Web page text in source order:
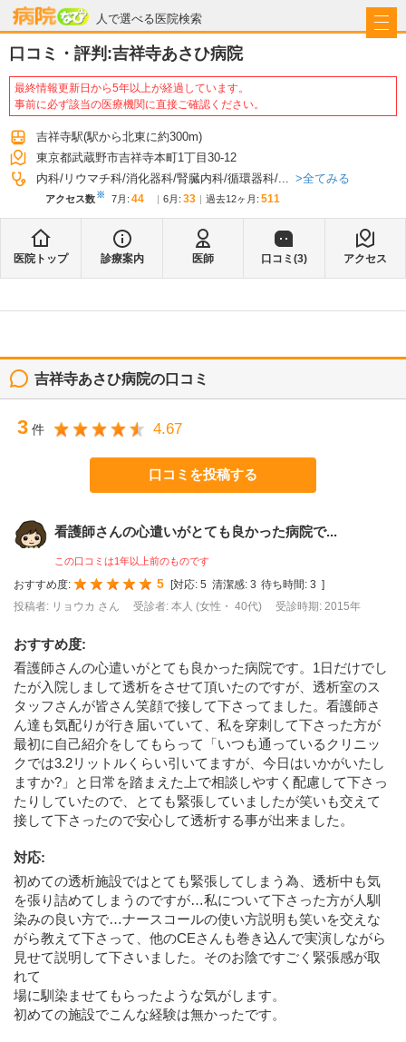
人で選べる医院検索
病院なび
口コミ・評判:吉祥寺あさひ病院
最終情報更新日から5年以上が経過しています。
事前に必ず該当の医療機関に直接ご確認ください。
吉祥寺駅(駅から北東に約300m)
東京都武蔵野市吉祥寺本町1丁目30-12
内科 リウマチ科 消化器科 腎臓内科 循環器科 ... 全てみる
アクセス数※ 7月 : 44 6月 : 33 過去12ヶ月: 511
医院トップ 診療案内 医師 口コミ(3) アクセス
吉祥寺あさひ病院の口コミ
3 件 4.67
口コミを投稿する
看護師さんの心遣いがとても良かった病院で...
この口コミは1年以上前のものです
おすすめ度: 5 [対応: 5 清潔感: 3 待ち時間: 3 ]
投稿者: リョウカ さん
受診者: 本人 (女性・ 40代) 受診時期: 2015年
おすすめ度:
看護師さんの心遣いがとても良かった病院です。1日だけでし
たが入院しまして透析をさせて頂いたのですが、透析室のス
タッフさんが皆さん笑顔で接して下さってました。看護師さ
ん達も気配りが行き届いていて、私を穿刺して下さった方が
最初に自己紹介をしてもらって「いつも通っているクリニッ
クでは3.2リットルくらい引いてますが、今日はいかがいたし
ますか?」と日常を踏まえた上で相談しやすく配慮して下さっ
たりしていたので、とても緊張していましたが笑いも交えて
接して下さったので安心して透析する事が出来ました。
対応:
初めての透析施設ではとても緊張してしまう為、透析中も気
を張り詰めてしまうのですが…私について下さった方が人馴
染みの良い方で…ナースコールの使い方説明も笑いを交えな
がら教えて下さって、他のCEさんも巻き込んで実演しながら
見せて説明して下さいました。そのお陰ですごく緊張感が取
れて
場に馴染ませてもらったような気がします。
初めての施設でこんな経験は無かったです。